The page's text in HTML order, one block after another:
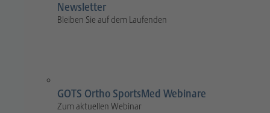
Newsletter
Bleiben Sie auf dem Laufenden
GOTS Ortho SportsMed Webinare
Zum aktuellen Webinar